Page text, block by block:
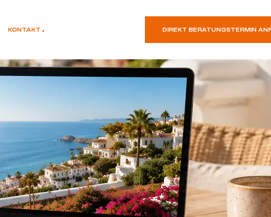
KONTAKT DIREKT BERATUNGSTERMIN